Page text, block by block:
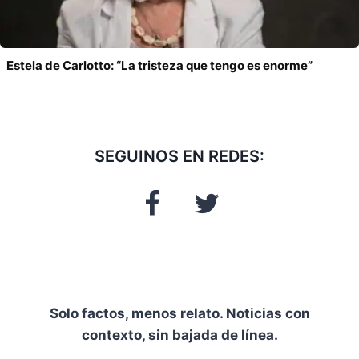
Estela de Carlotto: “La tristeza que tengo es enorme”
SEGUINOS EN REDES:
Solo factos, menos relato. Noticias con
contexto, sin bajada de línea.